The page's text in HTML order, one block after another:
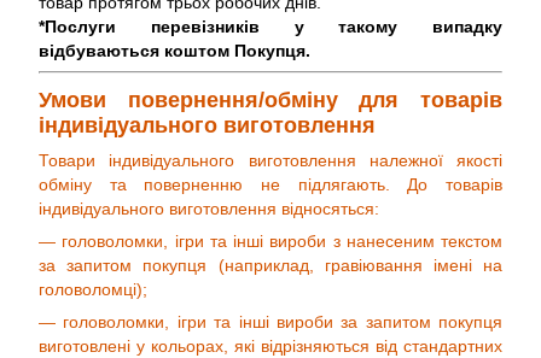
*Послуги перевізників у такому випадку
відбуваються коштом Покупця.
Умови повернення/обміну для товарів
індивідуального виготовлення
Товари індивідуального виготовлення належної якості
обміну та поверненню не підлягають. До товарів
індивідуального виготовлення відносяться:
— головоломки, ігри та інші вироби з нанесеним текстом
за запитом покупця (наприклад, гравіювання імені на
головоломці);
— головоломки, ігри та інші вироби за запитом покупця
виготовлені у кольорах, які відрізняються від стандартних